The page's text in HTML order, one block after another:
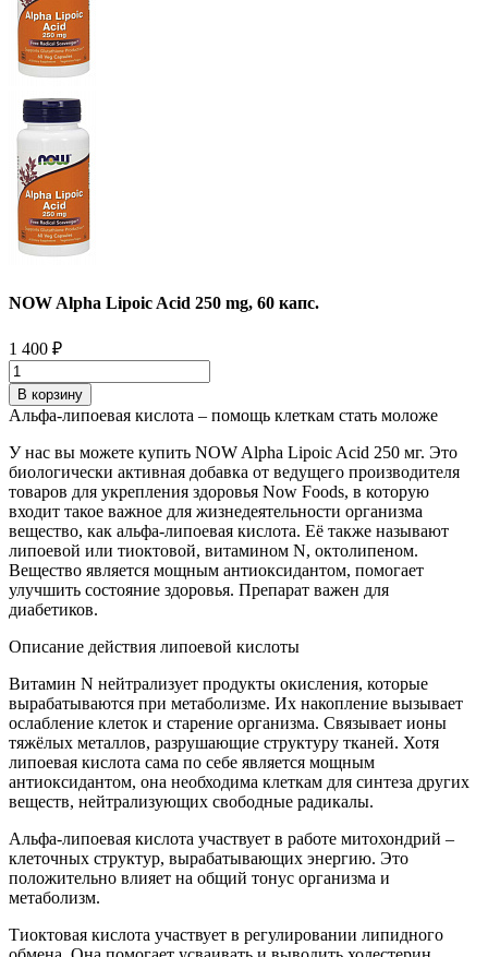
NOW Alpha Lipoic Acid 250 mg, 60 капс.
1 400 ₽
В корзину
Альфа-липоевая кислота – помощь клеткам стать моложе
У нас вы можете купить NOW Alpha Lipoic Acid 250 мг. Это
биологически активная добавка от ведущего производителя
товаров для укрепления здоровья Now Foods, в которую
входит такое важное для жизнедеятельности организма
вещество, как альфа-липоевая кислота. Её также называют
липоевой или тиоктовой, витамином N, октолипеном.
Вещество является мощным антиоксидантом, помогает
улучшить состояние здоровья. Препарат важен для
диабетиков.
Описание действия липоевой кислоты
Витамин N нейтрализует продукты окисления, которые
вырабатываются при метаболизме. Их накопление вызывает
ослабление клеток и старение организма. Связывает ионы
тяжёлых металлов, разрушающие структуру тканей. Хотя
липоевая кислота сама по себе является мощным
антиоксидантом, она необходима клеткам для синтеза других
веществ, нейтрализующих свободные радикалы.
Альфа-липоевая кислота участвует в работе митохондрий –
клеточных структур, вырабатывающих энергию. Это
положительно влияет на общий тонус организма и
метаболизм.
Тиоктовая кислота участвует в регулировании липидного